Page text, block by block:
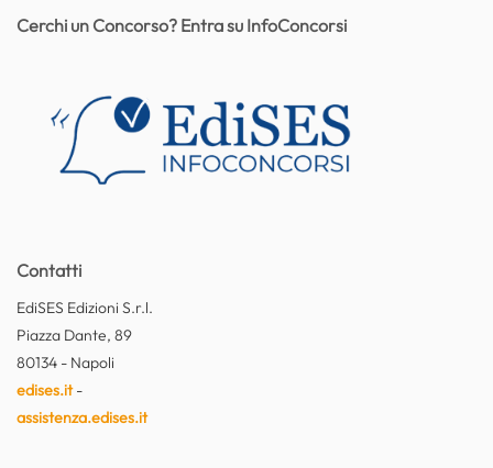
Contatti
EdiSES Edizioni S.r.l.
Piazza Dante, 89
80134 - Napoli
edises.it-
assistenza.edises.it
Cerchi un Concorso? Entra su InfoConcorsi